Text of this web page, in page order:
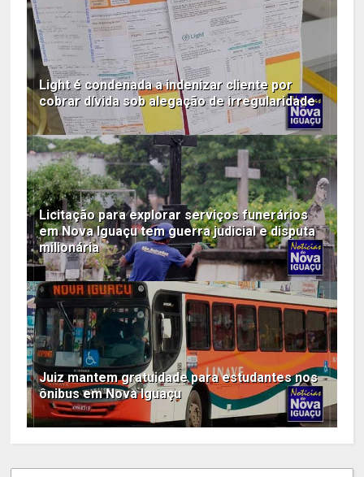
Light é condenada a indenizar cliente por
cobrar dívida sob alegação de irregularidade
Licitação para explorar serviços funerários
em Nova Iguaçu tem guerra judicial e disputa
milionária
Juiz mantem gratuidade para estudantes nos
ônibus em Nova Iguaçu